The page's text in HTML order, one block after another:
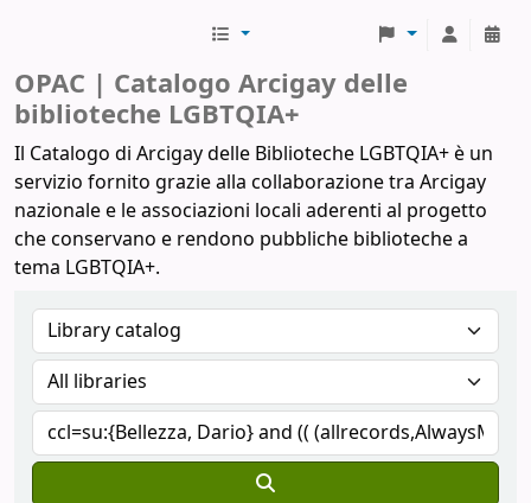
OPAC | Catalogo Arcigay delle
biblioteche LGBTQIA+
Il Catalogo di Arcigay delle Biblioteche LGBTQIA+ è un
servizio fornito grazie alla collaborazione tra Arcigay
nazionale e le associazioni locali aderenti al progetto
che conservano e rendono pubbliche biblioteche a
tema LGBTQIA+.